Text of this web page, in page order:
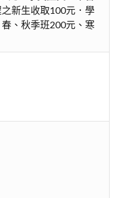
新生收取100元．學
、秋季班200元、寒